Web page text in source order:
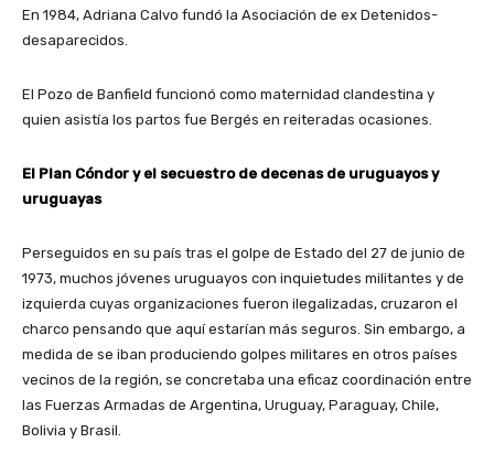
En 1984, Adriana Calvo fundó la Asociación de ex Detenidos-
desaparecidos.
El Pozo de Banfield funcionó como maternidad clandestina y
quien asistía los partos fue Bergés en reiteradas ocasiones.
El Plan Cóndor y el secuestro de decenas de uruguayos y
uruguayas
Perseguidos en su país tras el golpe de Estado del 27 de junio de
1973, muchos jóvenes uruguayos con inquietudes militantes y de
izquierda cuyas organizaciones fueron ilegalizadas, cruzaron el
charco pensando que aquí estarían más seguros. Sin embargo, a
medida de se iban produciendo golpes militares en otros países
vecinos de la región, se concretaba una eficaz coordinación entre
las Fuerzas Armadas de Argentina, Uruguay, Paraguay, Chile,
Bolivia y Brasil.